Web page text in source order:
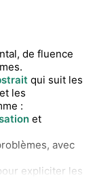
de fluence
qui suit les
les
:
et
avec
expliciter les